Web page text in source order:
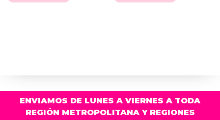
ENVIAMOS DE LUNES A VIERNES A TODA
REGIÓN METROPOLITANA Y REGIONES